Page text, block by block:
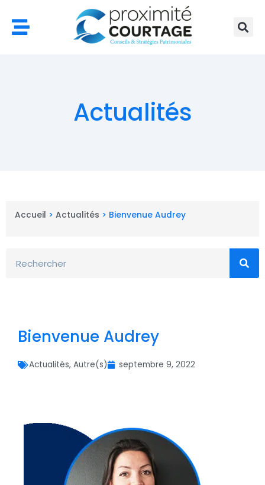
contenu
Actualités
Accueil > Actualités > Bienvenue Audrey
Bienvenue Audrey
Actualités, Autre(s) septembre 9, 2022